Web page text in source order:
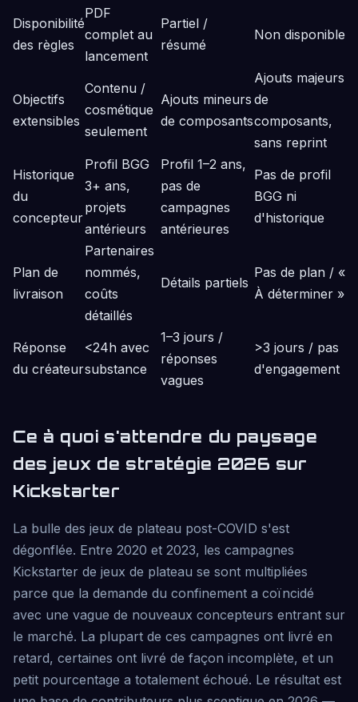
Disponibilité
des règles
PDF
complet au
lancement
Partiel /
résumé
Non disponible
Objectifs
extensibles
Contenu /
cosmétique
seulement
Ajouts mineurs
de composants
Ajouts majeurs
de
composants,
sans reprint
Historique
du
concepteur
Profil BGG
3+ ans,
projets
antérieurs
Profil 1–2 ans,
pas de
campagnes
antérieures
Pas de profil
BGG ni
d'historique
Plan de
livraison
Partenaires
nommés,
coûts
détaillés
Détails partiels
Pas de plan / «
À déterminer »
Réponse
du créateur
<24h avec
substance
1–3 jours /
réponses
vagues
>3 jours / pas
d'engagement
Ce à quoi s'attendre du paysage
des jeux de stratégie 2026 sur
Kickstarter
La bulle des jeux de plateau post-COVID s'est
dégonflée. Entre 2020 et 2023, les campagnes
Kickstarter de jeux de plateau se sont multipliées
parce que la demande du confinement a coïncidé
avec une vague de nouveaux concepteurs entrant sur
le marché. La plupart de ces campagnes ont livré en
retard, certaines ont livré de façon incomplète, et un
petit pourcentage a totalement échoué. Le résultat est